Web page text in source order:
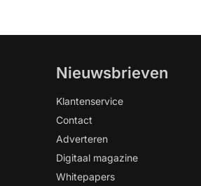
Nieuwsbrieven
Klantenservice
Contact
Adverteren
Digitaal magazine
Whitepapers